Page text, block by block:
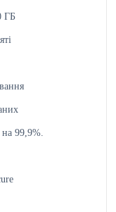
ГБ
на 99,9%.